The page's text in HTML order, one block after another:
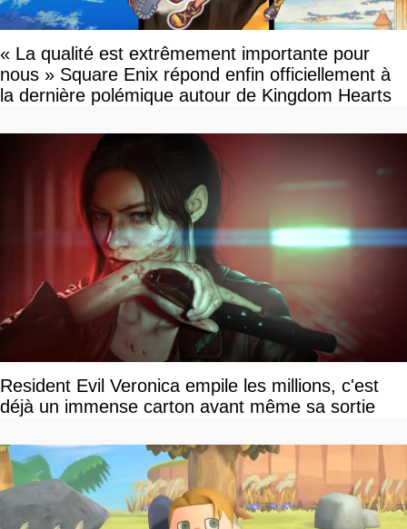
« La qualité est extrêmement importante pour
nous » Square Enix répond enfin officiellement à
la dernière polémique autour de Kingdom Hearts
Resident Evil Veronica empile les millions, c'est
déjà un immense carton avant même sa sortie